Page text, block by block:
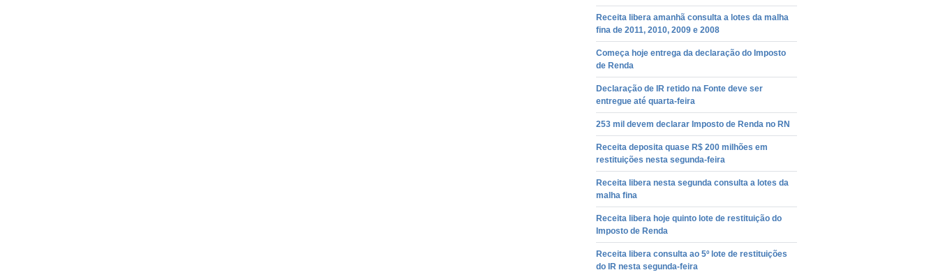
Receita libera amanhã consulta a lotes da malha
fina de 2011, 2010, 2009 e 2008
Começa hoje entrega da declaração do Imposto
de Renda
Declaração de IR retido na Fonte deve ser
entregue até quarta-feira
253 mil devem declarar Imposto de Renda no RN
Receita deposita quase R$ 200 milhões em
restituições nesta segunda-feira
Receita libera nesta segunda consulta a lotes da
malha fina
Receita libera hoje quinto lote de restituição do
Imposto de Renda
Receita libera consulta ao 5º lote de restituições
do IR nesta segunda-feira